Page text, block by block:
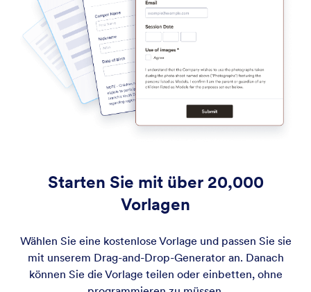
Starten Sie mit über 20,000
Vorlagen
Wählen Sie eine kostenlose Vorlage und passen Sie sie
mit unserem Drag-and-Drop-Generator an. Danach
können Sie die Vorlage teilen oder einbetten, ohne